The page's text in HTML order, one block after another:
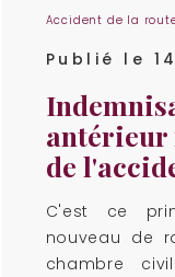
Accident de la
Publié le
antérieur
de
C'est ce
nouveau de
chambre